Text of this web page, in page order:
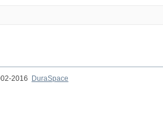
2016
DuraSpace